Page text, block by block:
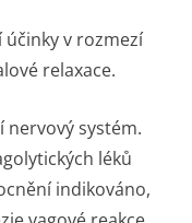
v rozmezí
relaxace.
systém.
léků
indikováno,